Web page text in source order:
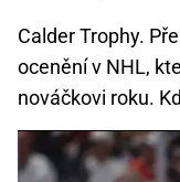
Calder Trophy.
ocenění v NHL,
nováčkovi roku.